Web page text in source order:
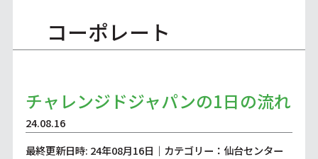
コーポレート
チャレンジドジャパンの1日の流れ
24.08.16
最終更新日時: 24年08月16日｜カテゴリー：仙台センター